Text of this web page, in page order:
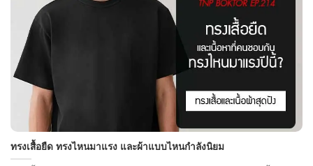
ทรงเสื้อยืด ทรงไหนมาแรง และผ้าแบบไหนกำลังนิยม